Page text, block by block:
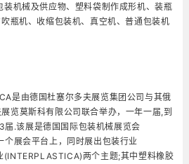
机械及供应物、塑料袋制作成形机、装瓶
瓶机、收缩包装机、真空机、普通包装机
是由德国杜塞尔多夫展览集团公司与其俄
览莫斯科有限公司联合举办，一年一届,到
.该展是德国国际包装机械展览会
展会平台上，同时展出包装行业
(INTERPLASTICA)两个主题;其中塑料橡胶